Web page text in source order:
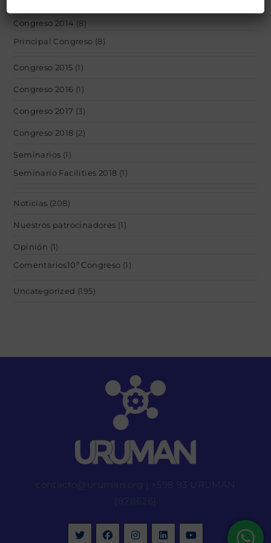
Congreso 2014 (8)
Principal Congreso (8)
Congreso 2015 (1)
Congreso 2016 (1)
Congreso 2017 (3)
Congreso 2018 (2)
Seminarios (1)
Seminario Facilities 2018 (1)
Noticias (208)
Nuestros patrocinadores (1)
Opinión (1)
Comentarios10º Congreso (1)
Uncategorized (195)